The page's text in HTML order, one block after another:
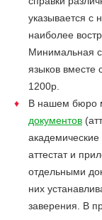
указывается с
наиболее
Минимальная
языков вместе
1200р.
В нашем бюро
документов
аттестат и
отдельными
них
заверения. В